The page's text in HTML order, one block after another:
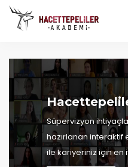
Süpervizyon
hazırlanan interaktif
ile kariyeriniz için en